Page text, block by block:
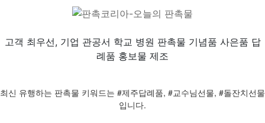
고객 최우선, 기업 관공서 학교 병원 판촉물 기념품 사은품 답
례품 홍보물 제조
최신 유행하는 판촉물 키워드는 #제주답례품, #교수님선물, #돌잔치선물
입니다.